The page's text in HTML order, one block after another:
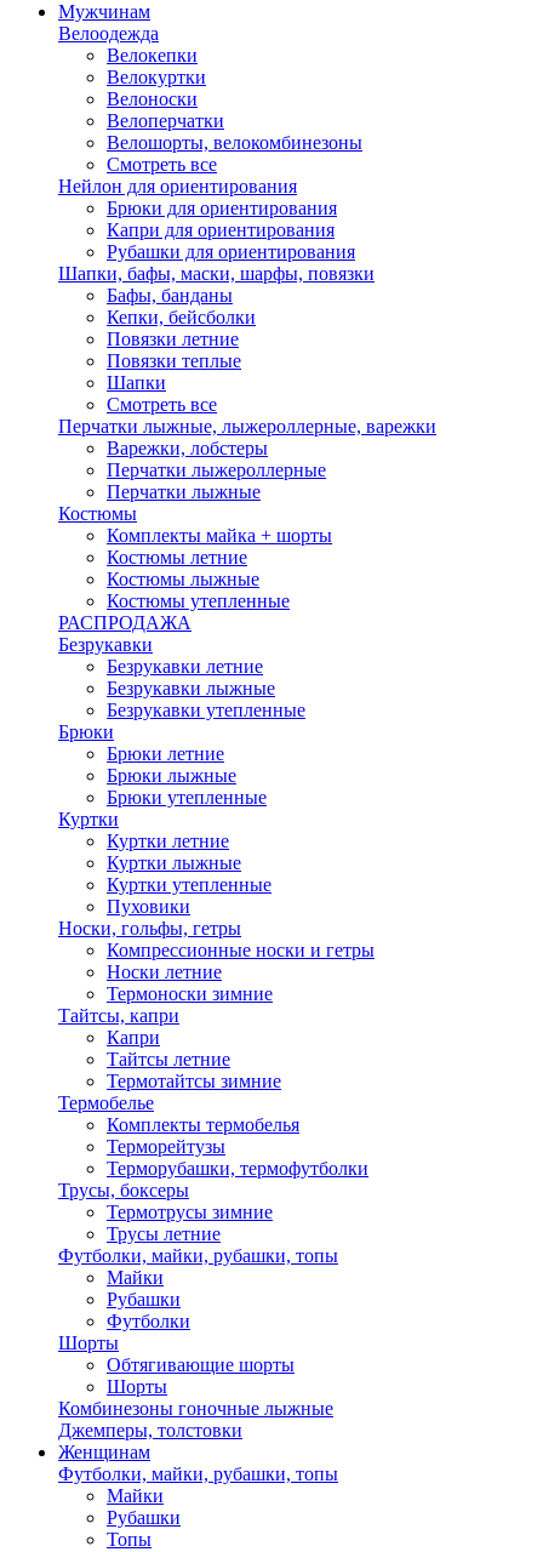
Мужчинам
Велоодежда
Велокепки
Велокуртки
Велоноски
Велоперчатки
Велошорты, велокомбинезоны
Смотреть все
Нейлон для ориентирования
Брюки для ориентирования
Капри для ориентирования
Рубашки для ориентирования
Шапки, бафы, маски, шарфы, повязки
Бафы, банданы
Кепки, бейсболки
Повязки летние
Повязки теплые
Шапки
Смотреть все
Перчатки лыжные, лыжероллерные, варежки
Варежки, лобстеры
Перчатки лыжероллерные
Перчатки лыжные
Костюмы
Комплекты майка + шорты
Костюмы летние
Костюмы лыжные
Костюмы утепленные
РАСПРОДАЖА
Безрукавки
Безрукавки летние
Безрукавки лыжные
Безрукавки утепленные
Брюки
Брюки летние
Брюки лыжные
Брюки утепленные
Куртки
Куртки летние
Куртки лыжные
Куртки утепленные
Пуховики
Носки, гольфы, гетры
Компрессионные носки и гетры
Носки летние
Термоноски зимние
Тайтсы, капри
Капри
Тайтсы летние
Термотайтсы зимние
Термобелье
Комплекты термобелья
Терморейтузы
Терморубашки, термофутболки
Трусы, боксеры
Термотрусы зимние
Трусы летние
Футболки, майки, рубашки, топы
Майки
Рубашки
Футболки
Шорты
Обтягивающие шорты
Шорты
Комбинезоны гоночные лыжные
Джемперы, толстовки
Женщинам
Футболки, майки, рубашки, топы
Майки
Рубашки
Топы